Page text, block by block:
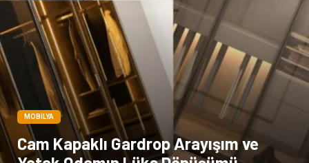
MOBILYA
Cam Kapaklı Gardrop Arayışım ve